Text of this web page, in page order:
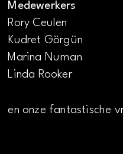
Medewerkers
Rory Ceulen
Kudret Görgün
Marina Numan
Linda Rooker
en onze fantastische